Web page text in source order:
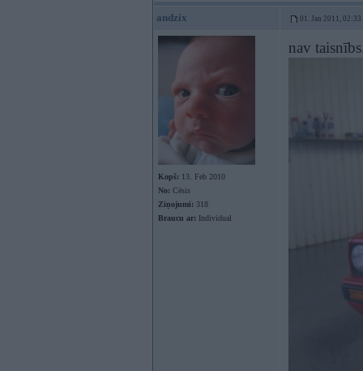
andzix 01. Jan 2011, 02:33
Kopš: 13. Feb 2010
No: Cēsis
Ziņojumi: 318
Braucu ar: Individual
nav